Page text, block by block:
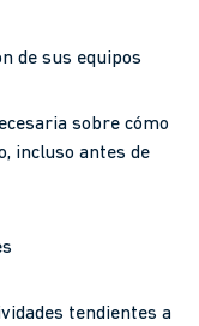
de sus equipos
sobre cómo
incluso antes de
tendientes a